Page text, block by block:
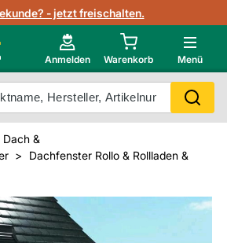
- jetzt freischalten.
Anmelden Warenkorb Menü
Merkblätter
Dach &
Dachfenster Rollo & Rollladen &